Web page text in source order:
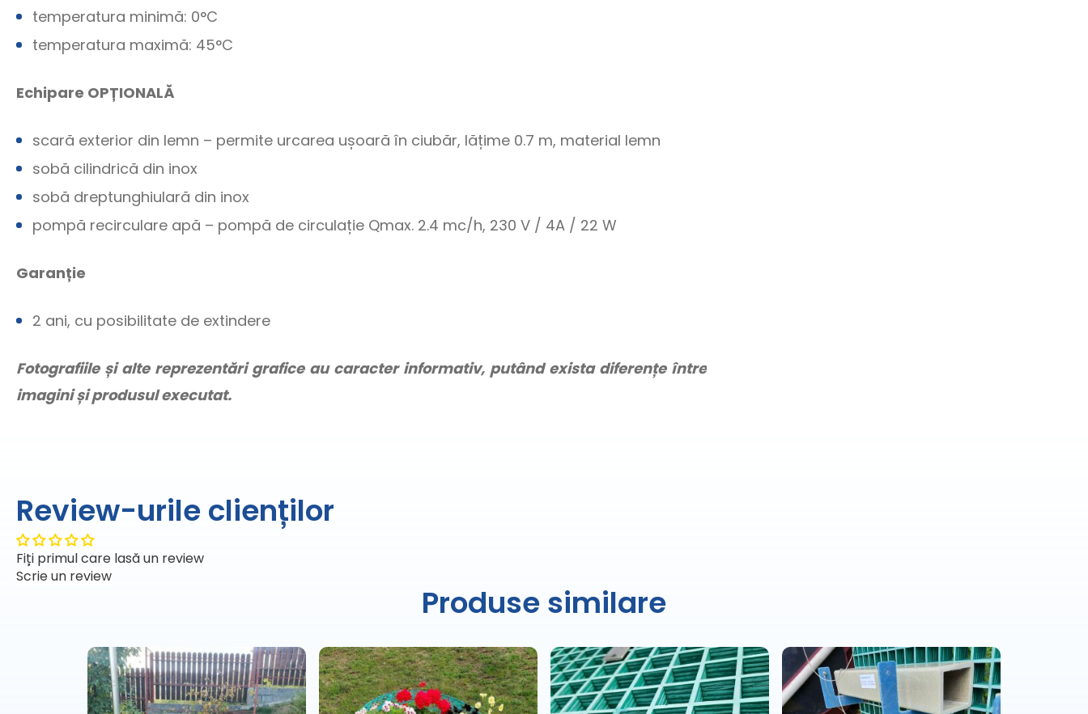
temperatura minimă: 0°C
temperatura maximă: 45°C
Echipare OPȚIONALĂ
scară exterior din lemn – permite urcarea ușoară în ciubăr, lățime 0.7 m, material lemn
sobă cilindrică din inox
sobă dreptunghiulară din inox
pompă recirculare apă – pompă de circulație Qmax. 2.4 mc/h, 230 V / 4A / 22 W
Garanție
2 ani, cu posibilitate de extindere
Fotografiile și alte reprezentări grafice au caracter informativ, putând exista diferențe între
imagini și produsul executat.
Review-urile clienților
Fiți primul care lasă un review
Scrie un review
Produse similare